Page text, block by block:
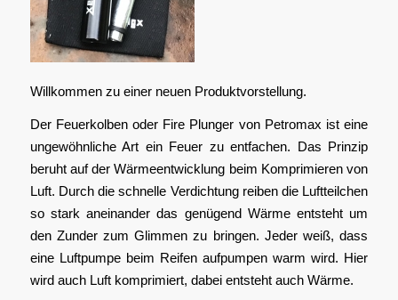
Willkommen zu einer neuen Produktvorstellung.
Der Feuerkolben oder Fire Plunger von Petromax ist eine
ungewöhnliche Art ein Feuer zu entfachen. Das Prinzip
beruht auf der Wärmeentwicklung beim Komprimieren von
Luft. Durch die schnelle Verdichtung reiben die Luftteilchen
so stark aneinander das genügend Wärme entsteht um
den Zunder zum Glimmen zu bringen. Jeder weiß, dass
eine Luftpumpe beim Reifen aufpumpen warm wird. Hier
wird auch Luft komprimiert, dabei entsteht auch Wärme.